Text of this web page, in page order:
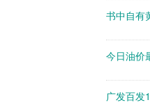
书中自有
今日油价
广发百发